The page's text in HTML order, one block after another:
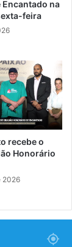
na
feira
recebe o
Honorário
2026